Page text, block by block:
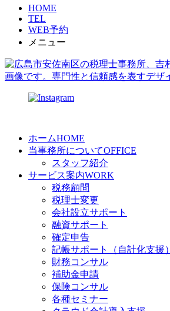
HOME
TEL
WEB予約
メニュー
ホームHOME
当事務所についてOFFICE
スタッフ紹介
サービス案内WORK
税務顧問
税理士変更
会社設立サポート
融資サポート
確定申告
記帳サポート（自計化支援）
財務コンサル
補助金申請
保険コンサル
各種セミナー